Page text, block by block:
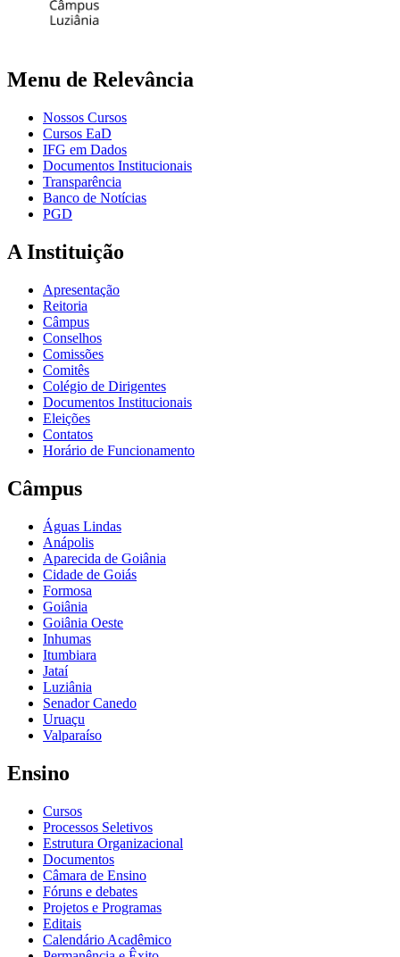
Menu de Relevância
Nossos Cursos
Cursos EaD
IFG em Dados
Documentos Institucionais
Transparência
Banco de Notícias
PGD
A Instituição
Apresentação
Reitoria
Câmpus
Conselhos
Comissões
Comitês
Colégio de Dirigentes
Documentos Institucionais
Eleições
Contatos
Horário de Funcionamento
Câmpus
Águas Lindas
Anápolis
Aparecida de Goiânia
Cidade de Goiás
Formosa
Goiânia
Goiânia Oeste
Inhumas
Itumbiara
Jataí
Luziânia
Senador Canedo
Uruaçu
Valparaíso
Ensino
Cursos
Processos Seletivos
Estrutura Organizacional
Documentos
Câmara de Ensino
Fóruns e debates
Projetos e Programas
Editais
Calendário Acadêmico